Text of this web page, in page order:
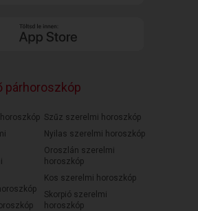
párhoroszkóp
Szűz szerelmi horoszkóp
Nyilas szerelmi horoszkóp
Oroszlán szerelmi
horoszkóp
Kos szerelmi horoszkóp
Skorpió szerelmi
horoszkóp